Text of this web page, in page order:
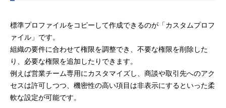
標準プロファイルをコピーして作成できるのが「カスタムプロフ
ァイル」です。
組織の要件に合わせて権限を調整でき、不要な権限を削除した
り、必要な権限を追加したりできます。
例えば営業チーム専用にカスタマイズし、商談や取引先へのアク
セスは許可しつつ、機密性の高い項目は非表示にするといった柔
軟な設定が可能です。